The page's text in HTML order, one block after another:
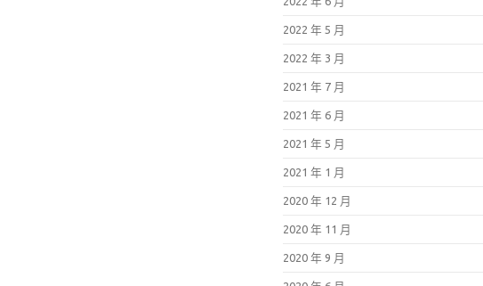
2022 年 5 月
2022 年 3 月
2021 年 7 月
2021 年 6 月
2021 年 5 月
2021 年 1 月
2020 年 12 月
2020 年 11 月
2020 年 9 月